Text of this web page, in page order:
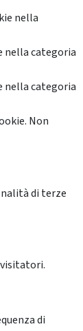
nella
nella categoria
nella categoria
Non
di terze
di